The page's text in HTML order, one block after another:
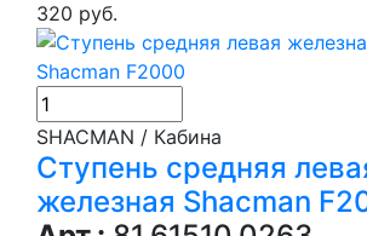
320 руб.
SHACMAN / Кабина
Ступень средняя
железная Shacman